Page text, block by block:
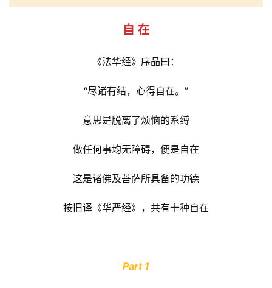
自 在
《法华经》序品曰：
“尽诸有结，心得自在。”
意思是脱离了烦恼的系缚
做任何事均无障碍，便是自在
这是诸佛及菩萨所具备的功德
按旧译《华严经》，共有十种自在
Part 1